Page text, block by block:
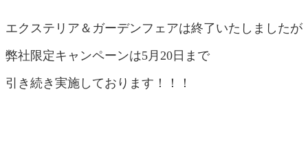
エクステリア＆ガーデンフェアは終了いたしましたが
弊社限定キャンペーンは5月20日まで
引き続き実施しております！！！